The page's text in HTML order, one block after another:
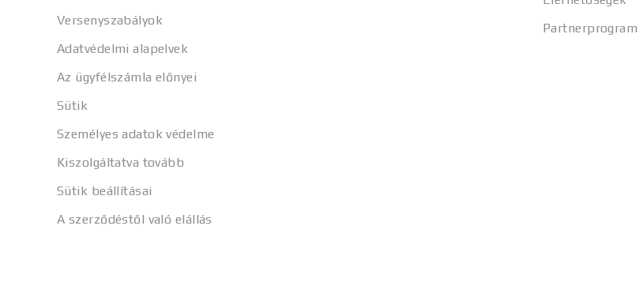
Versenyszabályok
Adatvédelmi alapelvek
Az ügyfélszámla előnyei
Sütik
Személyes adatok védelme
Kiszolgáltatva tovább
Sütik beállításai
A szerződéstől való elállás
Partnerprogram